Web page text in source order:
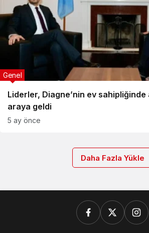
Liderler, Diagne’nin ev
araya geldi
Genel
5 ay önce
Daha Fazla Yükle